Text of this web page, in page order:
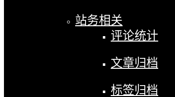
站务相关
评论统计
文章归档
标签归档